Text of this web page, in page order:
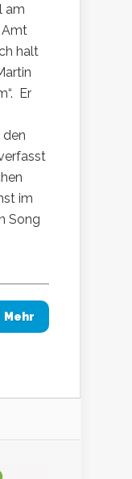
am
Amt
halt
Er
im
Song
Mehr